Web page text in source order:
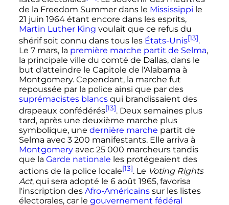
de la Freedom Summer dans le Mississippi le
21 juin 1964étant encore dans les esprits,
Martin Luther King voulait que ce refus du
shérif soit connu dans tous les États-Unis[13].
Le 7 mars, la première marche partit de Selma,
la principale ville du comté de Dallas, dans le
but d'atteindre le Capitole de l'Alabama à
Montgomery. Cependant, la marche fut
repoussée par la police ainsi que par des
suprémacistes blancsqui brandissaient des
drapeaux confédérés[13]. Deux semaines plus
tard, après une deuxième marche plus
symbolique, une dernière marche partit de
Selma avec 3 200 manifestants. Elle arriva à
Montgomeryavec 25 000 marcheurs tandis
que la Garde nationale les protégeaient des
actions de la police locale[13]. Le Voting Rights
Act, qui sera adopté le 6 août 1965, favorisa
l'inscription des Afro-Américainssur les listes
électorales, car le gouvernement fédéral